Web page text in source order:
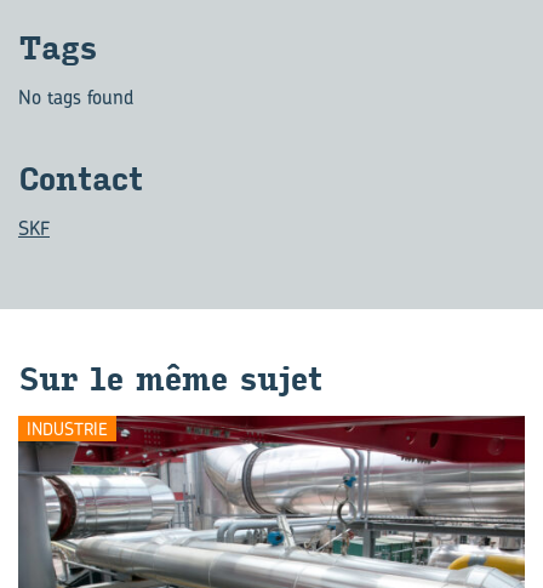
Tags
No tags found
Contact
SKF
Sur le même sujet
INDUSTRIE